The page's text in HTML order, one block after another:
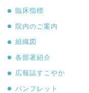
臨床指標
院内のご案内
組織図
各部署紹介
広報誌すこやか
パンフレット